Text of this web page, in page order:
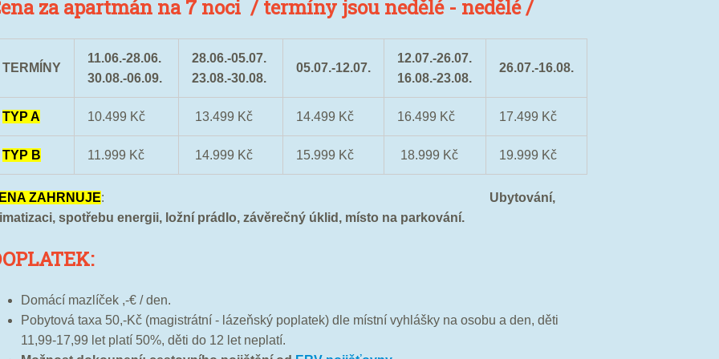
za apartmán na 7 noci / termíny jsou nedělé - nedělé /
TERMÍNY
11.06.-28.06.
30.08.-06.09.
28.06.-05.07.
23.08.-30.08.
05.07.-12.07.
12.07.-26.07.
16.08.-23.08.
26.07.-16.08.
TYP A 10.499 Kč 13.499 Kč 14.499 Kč 16.499 Kč 17.499 Kč
TYP B 11.999 Kč 14.999 Kč 15.999 Kč 18.999 Kč 19.999 Kč
ZAHRNUJE: Ubytování,
spotřebu energii, ložní prádlo, závěrečný úklid, místo na parkování.
Domácí mazlíček ,-€ / den.
Pobytová taxa 50,-Kč (magistrátní - lázeňský poplatek) dle místní vyhlášky na osobu a den, děti
11,99-17,99 let platí 50%, děti do 12 let neplatí.